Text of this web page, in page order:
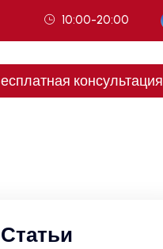
10:00-20:00
консультация